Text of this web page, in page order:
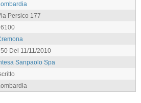
Persico 177
Del 11/11/2010
Sanpaolo Spa